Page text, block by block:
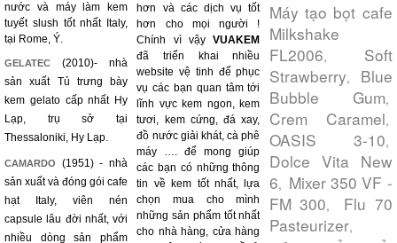
nước và máy làm kem
tuyết slush tốt nhất Italy,
tại Rome, Ý.
GELATEC (2010)- nhà
sản xuất Tủ trưng bày
kem gelato cấp nhất Hy
Lạp, trụ sở tại
Thessaloniki, Hy Lạp.
CAMARDO
(1951) - nhà
sản xuất và đóng gói cafe
hạt Italy, viên nén
capsule lâu đời nhất, với
nhiều dòng sản phẩm
hơn và các dịch vụ tốt
hơn cho mọi người !
Chính vì vậyVUAKEM
đã triển khai nhiều
website vệ tinh để phục
vụ các bạn quan tâm tới
lĩnh vực kem ngon, kem
tươi, kem cứng, đá xay,
đồ nước giải khát, cà phê
máy …. để mong giúp
các bạn có những thông
tin về kem tốt nhất, lựa
chọn mua cho mình
những sản phẩm tốt nhất
cho nhà hàng, cửa hàng
Máy tạo bọt cafe
Milkshake
FL2006, Soft
Strawberry, Blue
Bubble Gum,
Crem Caramel,
OASIS 3-10,
Dolce Vita New
6, Mixer 350 VF -
FM 300, Flu 70
Pasteurizer,